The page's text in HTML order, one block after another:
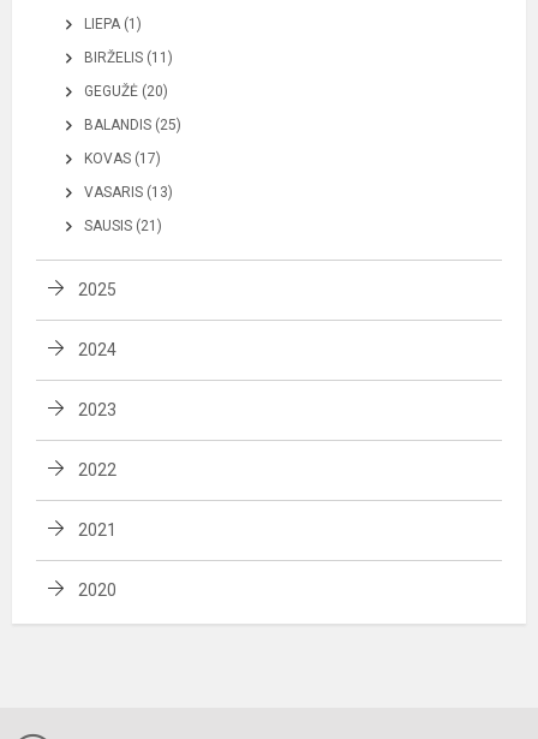
LIEPA (1)
BIRŽELIS (11)
GEGUŽĖ (20)
BALANDIS (25)
KOVAS (17)
VASARIS (13)
SAUSIS (21)
2025
2024
2023
2022
2021
2020